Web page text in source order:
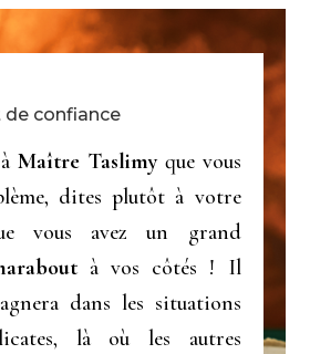
de confiance
Maître Taslimyque vous
dites plutôt à votre
vous avez un grand
à vos côtés ! Il
dans les situations
là où les autres